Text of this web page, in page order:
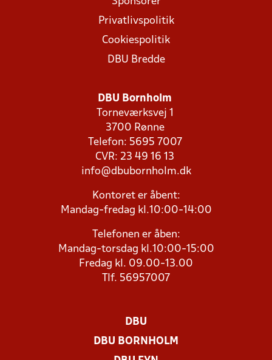
Privatlivspolitik
Cookiespolitik
DBU Bredde
DBU Bornholm
Torneværksvej 1
3700 Rønne
Telefon: 5695 7007
CVR: 23 49 16 13
info@dbubornholm.dk
Kontoret er åbent:
Mandag-fredag kl.10:00-14:00
Telefonen er åben:
Mandag-torsdag kl.10:00-15:00
Fredag kl. 09.00-13.00
Tlf. 56957007
DBU
DBU BORNHOLM